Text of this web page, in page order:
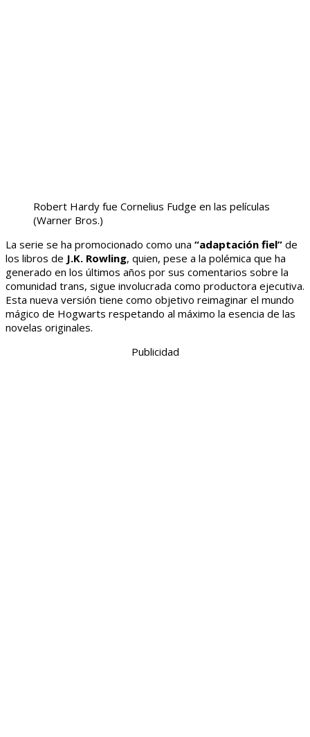
Robert Hardy fue Cornelius Fudge en las películas
(Warner Bros.)
La serie se ha promocionado como una “adaptación fiel” de
los libros de J.K. Rowling, quien, pese a la polémica que ha
generado en los últimos años por sus comentarios sobre la
comunidad trans, sigue involucrada como productora ejecutiva.
Esta nueva versión tiene como objetivo reimaginar el mundo
mágico de Hogwarts respetando al máximo la esencia de las
novelas originales.
Publicidad